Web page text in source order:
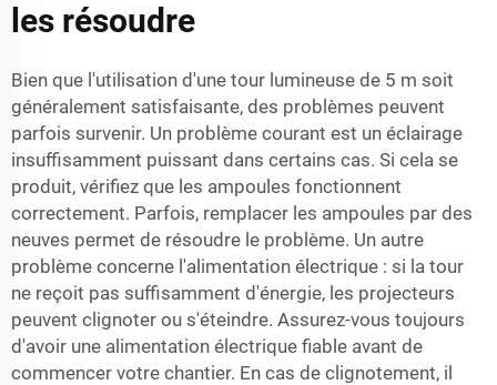
les résoudre
Bien que l'utilisation d'une tour lumineuse de 5 m soit
généralement satisfaisante, des problèmes peuvent
parfois survenir. Un problème courant est un éclairage
insuffisamment puissant dans certains cas. Si cela se
produit, vérifiez que les ampoules fonctionnent
correctement. Parfois, remplacer les ampoules par des
neuves permet de résoudre le problème. Un autre
problème concerne l'alimentation électrique : si la tour
ne reçoit pas suffisamment d'énergie, les projecteurs
peuvent clignoter ou s'éteindre. Assurez-vous toujours
d'avoir une alimentation électrique fiable avant de
commencer votre chantier. En cas de clignotement, il